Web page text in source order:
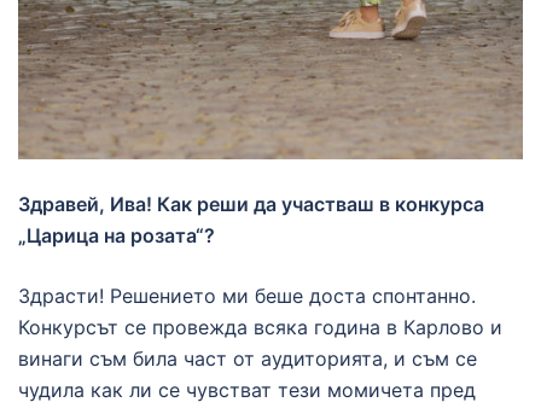
Здравей, Ива! Как реши да участваш в конкурса
„Царица на розата“?
Здрасти! Решението ми беше доста спонтанно.
Конкурсът се провежда всяка година в Карлово и
винаги съм била част от аудиторията, и съм се
чудила как ли се чувстват тези момичета пред